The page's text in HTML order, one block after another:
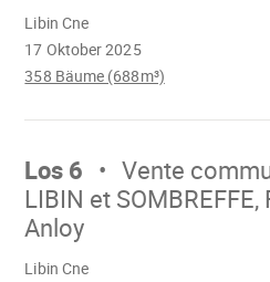
17 Oktober 2025
Libin Cne
358 Bäume (688m³)
Mach
Los 6
Vente
LIBIN et SOMBREFFE,
Anloy
Libin Cne